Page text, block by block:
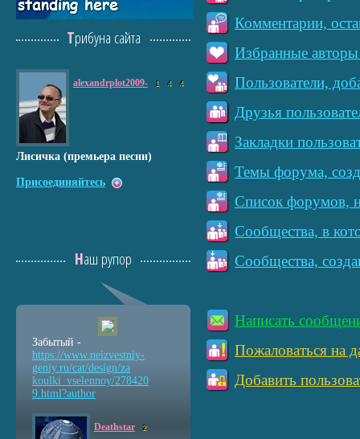
Комментарии,
Избранные авторы
Пользователи,
Друзья
Закладки
Темы форума,
Список форумов,
Сообщества, в
Сообщества,
Написать
Пожаловаться на
Добавить
Трибуна сайта
alexandrplot2009- 1 4 4
Лисичка (премьера песни)
Присоединяйтесь
Наш рупор
Забытый -
https://www.neizvestniy-
geniy.ru/cat/design/za
koulki_vselennoy/278420
9.html?author
Deathstar 2